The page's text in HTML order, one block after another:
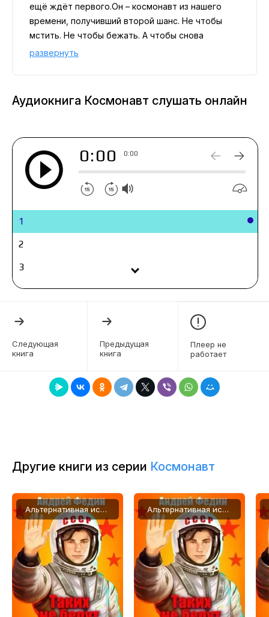
ещё ждёт первого.Он – космонавт из нашего
времени, получивший второй шанс. Не чтобы
мстить. Не чтобы бежать. А чтобы снова
взлететь.Теперь его путь – пройти всё с начала:
дорога к звёздам. Чтобы успеть раньше
от имени своей Родины.
развернуть
Аудиокнига Космонавт слушать онлайн
0:00 0:00
1
2
3
4
7
12
13
14
15
16
17
Следующая
книга
Предыдущая
книга
Плеер не
работает
Другие книги из серии Космонавт
Альтернативная история, Попаданцы Альтернативная история, Попаданцы